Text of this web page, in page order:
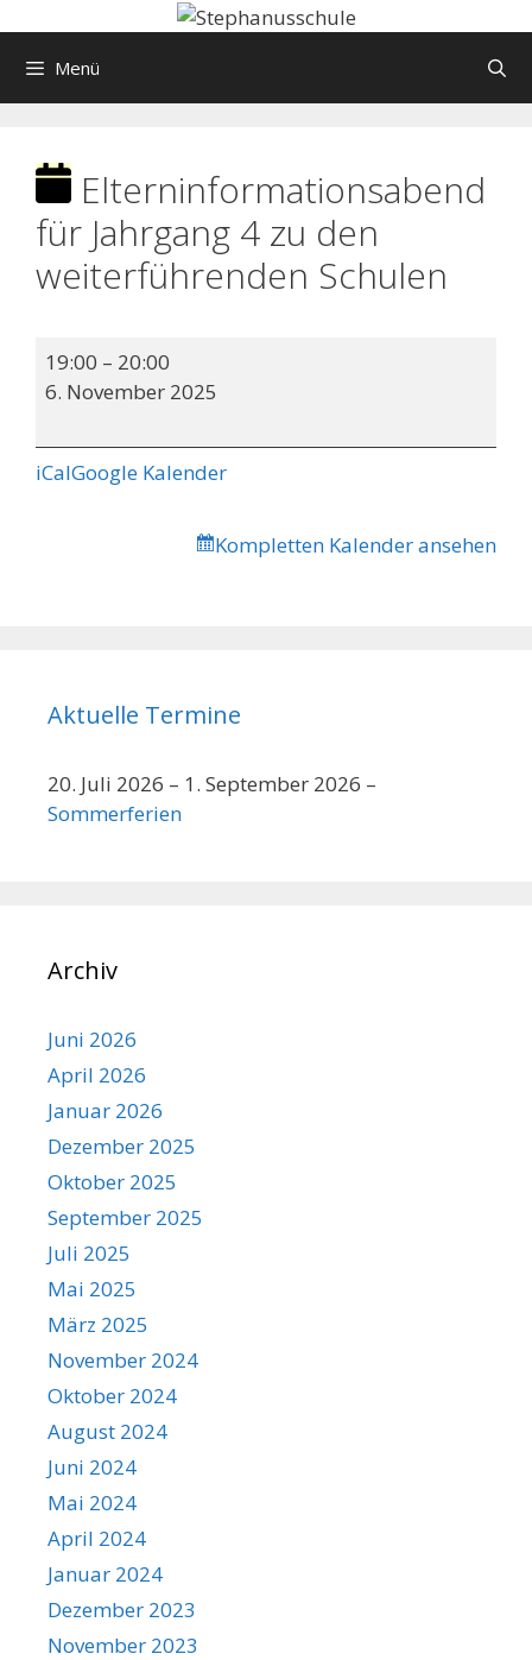
Inhalt Menü
Elterninformationsabend
für Jahrgang 4 zu den
weiterführenden Schulen
Elterninformationsabend
für
4
zu
19:00 – 20:00
6. November 2025
iCalGoogle Kalender
Kompletten Kalender ansehen
Aktuelle Termine
20. Juli 2026 – 1. September 2026 –
Sommerferien
Archiv
Juni 2026
April 2026
Januar 2026
Dezember 2025
Oktober 2025
September 2025
Juli 2025
Mai 2025
März 2025
November 2024
Oktober 2024
August 2024
Juni 2024
Mai 2024
April 2024
Januar 2024
Dezember 2023
November 2023